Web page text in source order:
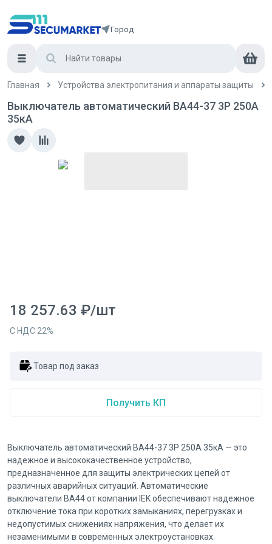
Город
Главная Устройства электропитания и аппараты защиты
Выключатель автоматический ВА44-37 3Р 250А
35кА
18 257.63 ₽/шт
С НДС 22%
Товар под заказ
Получить КП
Выключатель автоматический ВА44-37 3Р 250А 35кА — это
надежное и высококачественное устройство,
предназначенное для защиты электрических цепей от
различных аварийных ситуаций. Автоматические
выключатели ВА44 от компании IEK обеспечивают надежное
отключение тока при коротких замыканиях, перегрузках и
недопустимых снижениях напряжения, что делает их
незаменимыми в современных электроустановках.